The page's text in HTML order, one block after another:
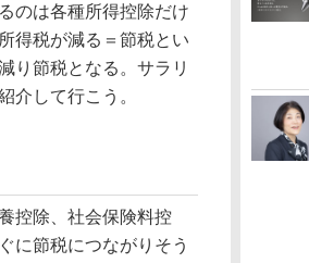
のは各種所得控除だけ
得税が減る＝節税とい
り節税となる。サラリ
介して行こう。
控除、社会保険料控
に節税につながりそう